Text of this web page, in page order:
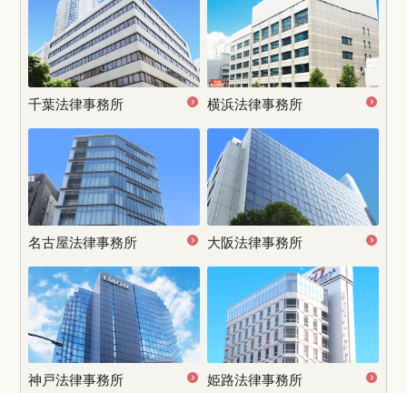
千葉法律事務所 横浜法律事務所
名古屋法律事務所 大阪法律事務所
神戸法律事務所 姫路法律事務所